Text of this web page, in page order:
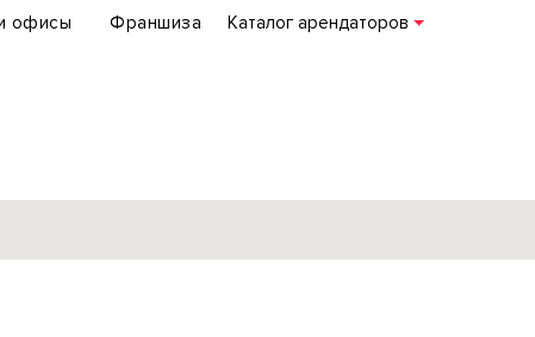
офисы Франшиза Каталог арендаторов